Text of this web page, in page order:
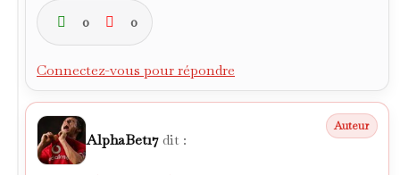
0 0
Connectez-vous pour répondre
AlphaBet17 dit :